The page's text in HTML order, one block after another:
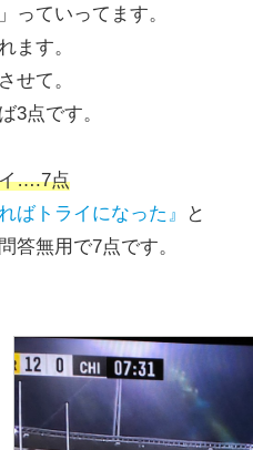
っていってます。
ます。
せて。
3点です。
….7点
ばトライになった』
と
答無用で7点です。